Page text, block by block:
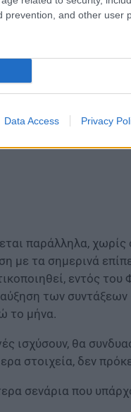
and other user
Data Access Privacy
παράλληλα,
με τα σημερινά
εντός
των
το μήνα.
ισχύσουν, θα
στοιχεία, δεν
σενάρια που